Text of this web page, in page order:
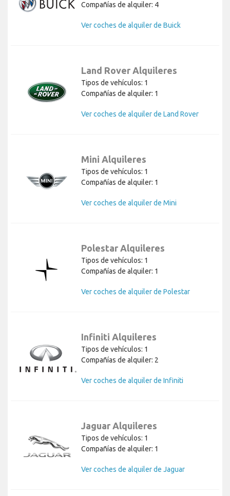
Compañías de alquiler: 4
Ver coches de alquiler de Buick
Land Rover Alquileres
Tipos de vehículos: 1
Compañías de alquiler: 1
Ver coches de alquiler de Land Rover
Mini Alquileres
Tipos de vehículos: 1
Compañías de alquiler: 1
Ver coches de alquiler de Mini
Polestar Alquileres
Tipos de vehículos: 1
Compañías de alquiler: 1
Ver coches de alquiler de Polestar
Infiniti Alquileres
Tipos de vehículos: 1
Compañías de alquiler: 2
Ver coches de alquiler de Infiniti
Jaguar Alquileres
Tipos de vehículos: 1
Compañías de alquiler: 1
Ver coches de alquiler de Jaguar